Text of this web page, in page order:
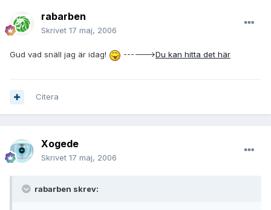
rabarben
Skrivet 17 maj, 2006
Gud vad snäll jag är idag! ------>Du kan hitta det här
Citera
Xogede
Skrivet 17 maj, 2006
rabarben skrev: